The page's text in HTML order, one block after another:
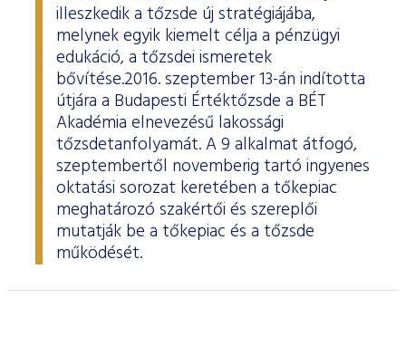
illeszkedik a tőzsde új stratégiájába,
melynek egyik kiemelt célja a pénzügyi
edukáció, a tőzsdei ismeretek
bővítése.2016. szeptember 13-án indította
útjára a Budapesti Értéktőzsde a BÉT
Akadémia elnevezésű lakossági
tőzsdetanfolyamát. A 9 alkalmat átfogó,
szeptembertől novemberig tartó ingyenes
oktatási sorozat keretében a tőkepiac
meghatározó szakértői és szereplői
mutatják be a tőkepiac és a tőzsde
működését.